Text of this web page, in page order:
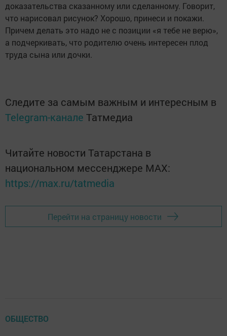
доказательства сказанному или сделанному. Говорит,
что нарисовал рисунок? Хорошо, принеси и покажи.
Причем делать это надо не с позиции «я тебе не верю»,
а подчеркивать, что родителю очень интересен плод
труда сына или дочки.
Следите за самым важным и интересным в
Telegram-канале Татмедиа
Читайте новости Татарстана в
национальном мессенджере MАХ:
https://max.ru/tatmedia
Перейти на страницу новости
ОБЩЕСТВО